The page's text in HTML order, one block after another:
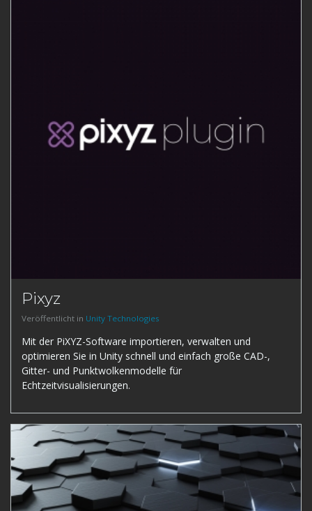
Pixyz
Veröffentlicht in Unity Technologies
Mit der PiXYZ-Software importieren, verwalten und
optimieren Sie in Unity schnell und einfach große CAD-,
Gitter- und Punktwolkenmodelle für
Echtzeitvisualisierungen.